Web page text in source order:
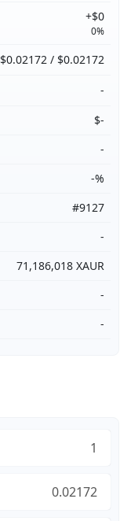
+$0
0%
$0.02172 / $0.02172
-
$-
-
-%
#9127
-
71,186,018 XAUR
-
-